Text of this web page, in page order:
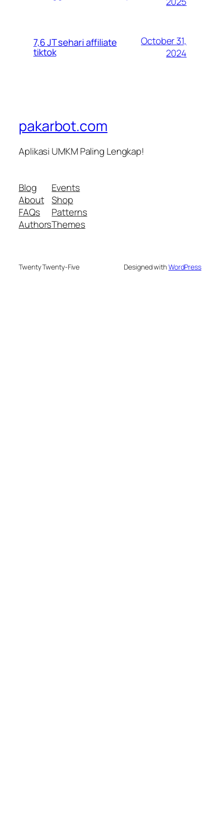
7,6 JT sehari affiliate
tiktok
October 31,
2024
pakarbot.com
Aplikasi UMKM Paling Lengkap!
Blog
About
FAQs
Authors
Events
Shop
Patterns
Themes
Twenty Twenty-Five Designed withWordPress